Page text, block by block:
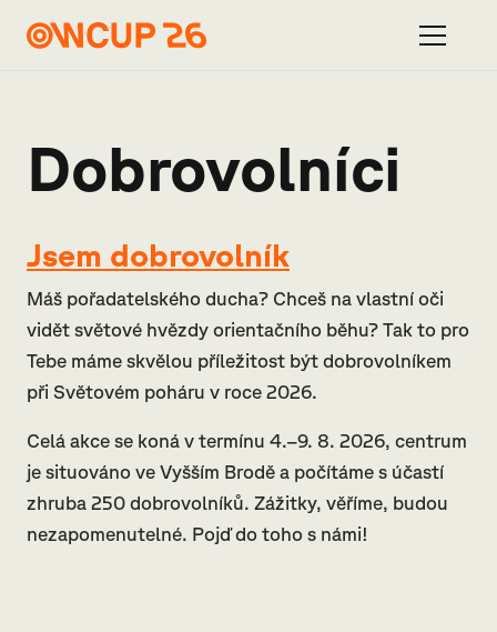
Dobrovolníci
Jsem dobrovolník
Máš pořadatelského ducha? Chceš na vlastní oči
vidět světové hvězdy orientačního běhu? Tak to pro
Tebe máme skvělou příležitost být dobrovolníkem
při Světovém poháru v roce 2026.
Celá akce se koná v termínu 4.–9. 8. 2026, centrum
je situováno ve Vyšším Brodě a počítáme s účastí
zhruba 250 dobrovolníků. Zážitky, věříme, budou
nezapomenutelné. Pojď do toho s námi!